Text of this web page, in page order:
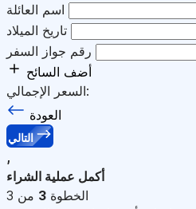
اسم العائلة
تاريخ الميلاد
رقم جواز السفر
أضف السائح
السعر الإجمالي:
العودة
التالي
,
أكمل عملية الشراء
الخطوة 3 من 3